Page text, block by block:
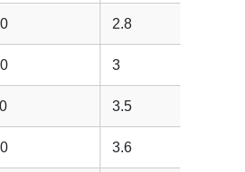
2.8
3
3.5
3.6